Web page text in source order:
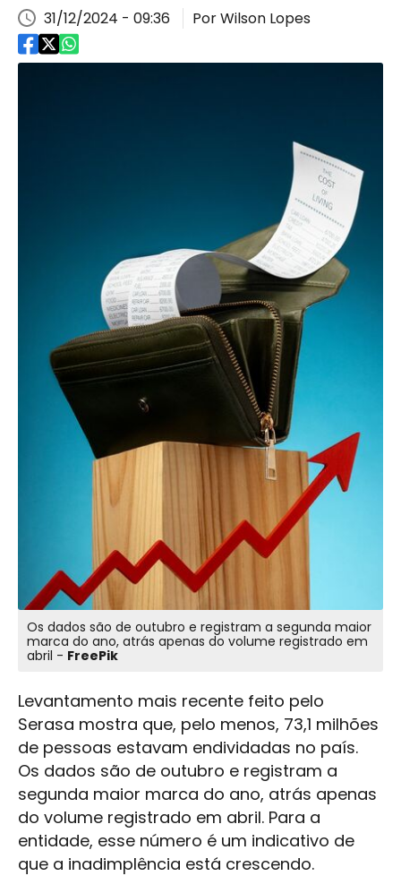
31/12/2024 - 09:36 Por Wilson Lopes
Os dados são de outubro e registram a segunda maior
marca do ano, atrás apenas do volume registrado em
abril - FreePik
Levantamento mais recente feito pelo
Serasa mostra que, pelo menos, 73,1 milhões
de pessoas estavam endividadas no país.
Os dados são de outubro e registram a
segunda maior marca do ano, atrás apenas
do volume registrado em abril. Para a
entidade, esse número é um indicativo de
que a inadimplência está crescendo.